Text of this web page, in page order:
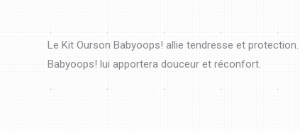
Le Kit Ourson Babyoops! allie tendresse et
Babyoops! lui apportera douceur et réconfort.